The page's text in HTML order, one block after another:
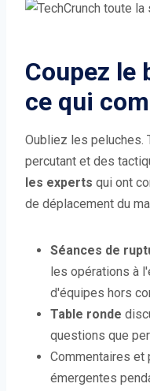
Coupez le
ce qui
Oubliez les peluches.
percutant et des
les experts qui ont
de déplacement du
Séances de
les opérations à
d'équipes hors
Table ronde
questions que
Commentaires
émergentes